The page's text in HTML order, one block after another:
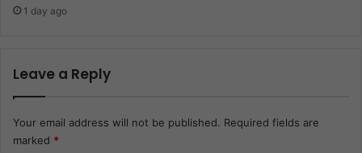
1 day ago
Leave a Reply
Your email address will not be published. Required fields are
marked *